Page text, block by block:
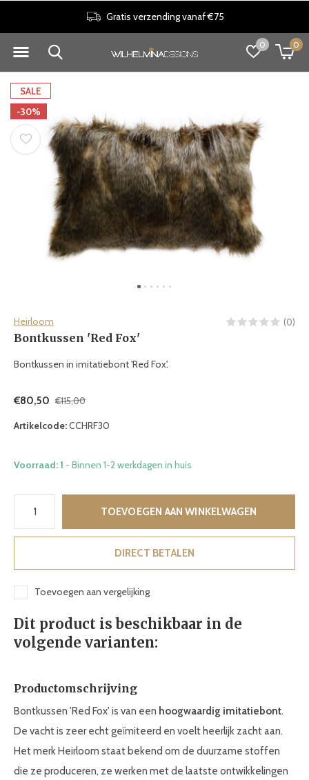
0 0
Gratis verzending vanaf €75
SALE
-30%
Heirloom (0)
Bontkussen 'Red Fox'
Bontkussen in imitatiebont 'Red Fox'.
€80,50 €115,00
Artikelcode:CCHRF30
Voorraad: 1 - Binnen 1-2 werkdagen in huis
TOEVOEGEN AAN WINKELWAGEN
DIRECT BETALEN
Toevoegen aan vergelijking
Dit product is beschikbaar in de
volgende varianten:
Productomschrijving
Bontkussen 'Red Fox' is van een hoogwaardig imitatiebont.
De vacht is zeer echt geïmiteerd en voelt heerlijk zacht aan.
Het merk Heirloom staat bekend om de duurzame stoffen
die ze produceren, ze werken met de laatste ontwikkelingen